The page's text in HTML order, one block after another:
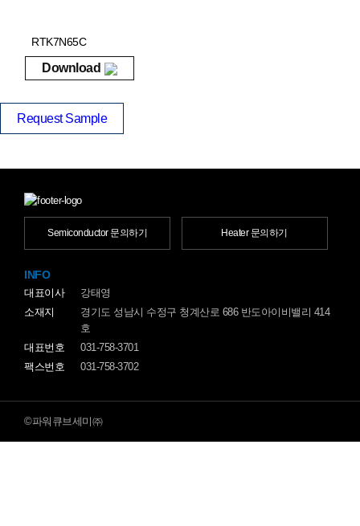
RTK7N65C
Download
Request Sample
Semiconductor 문의하기 Heater 문의하기
INFO
대표이사
강태영
소재지
경기도 성남시 수정구 청계산로 686 반도아이비밸리 414
호
대표번호
031-758-3701
팩스번호
031-758-3702
©파워큐브세미㈜